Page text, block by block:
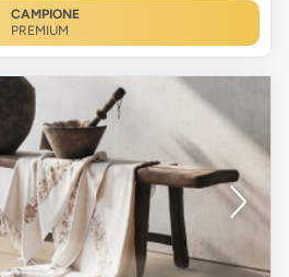
CAMPIONE
PREMIUM